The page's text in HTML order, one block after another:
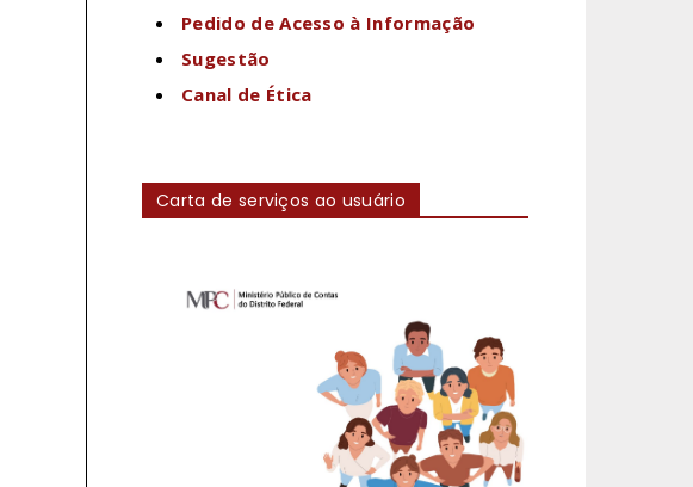
Pedido de Acesso à Informação
Sugestão
Canal de Ética
Carta de serviços ao usuário